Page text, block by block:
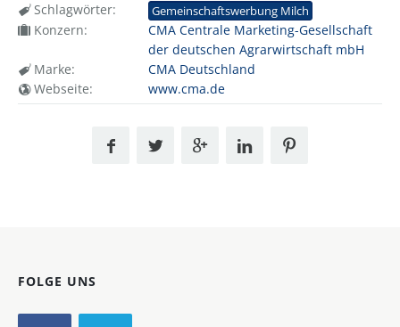
Schlagwörter:
Gemeinschaftswerbung Milch
Konzern:
CMA Centrale Marketing-Gesellschaft
der deutschen Agrarwirtschaft mbH
Marke:
CMA Deutschland
Webseite:
www.cma.de
FOLGE UNS